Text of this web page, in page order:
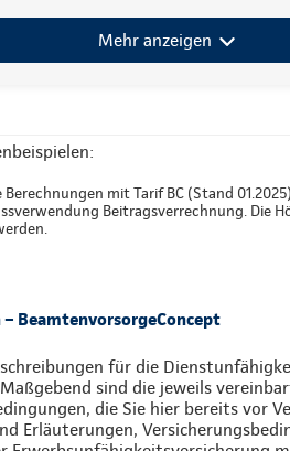
Mehr anzeigen
mit Tarif BC (Stand
Beitragsverrechnung. Die
BeamtenvorsorgeConcept
für die
sind die jeweils
die Sie hier bereits vor
Erläuterungen,